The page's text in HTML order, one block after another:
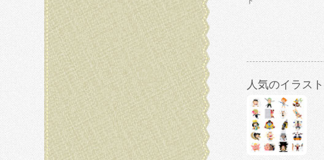
人気のイラスト